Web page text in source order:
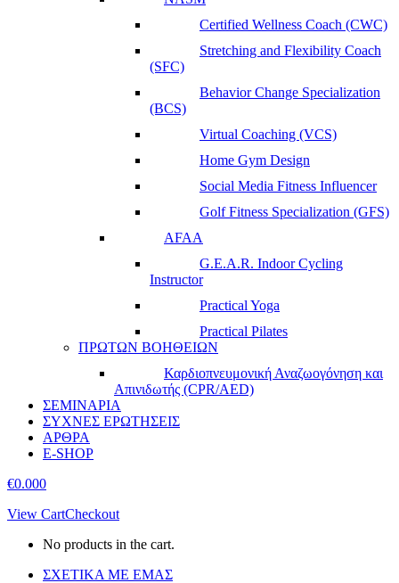
Certified Wellness Coach (CWC)
Stretching and Flexibility Coach
(SFC)
Behavior Change Specialization
(BCS)
Virtual Coaching (VCS)
Home Gym Design
Social Media Fitness Influencer
Golf Fitness Specialization (GFS)
AFAA
G.E.A.R. Indoor Cycling
Instructor
Practical Yoga
Practical Pilates
ΠΡΩΤΩΝ ΒΟΗΘΕΙΩΝ
Καρδιοπνευμονική Αναζωογόνηση και
Απινιδωτής (CPR/AED)
ΣΕΜΙΝΑΡΙΑ
ΣΥΧΝΕΣ ΕΡΩΤΗΣΕΙΣ
ΑΡΘΡΑ
E-SHOP
€0.000
View CartCheckout
No products in the cart.
ΣΧΕΤΙΚΑ ΜΕ ΕΜΑΣ